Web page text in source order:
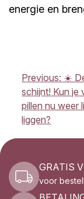
energie en
Previous: ☀️
schijnt! Kun je
pillen nu weer
liggen?
GRATIS
voor